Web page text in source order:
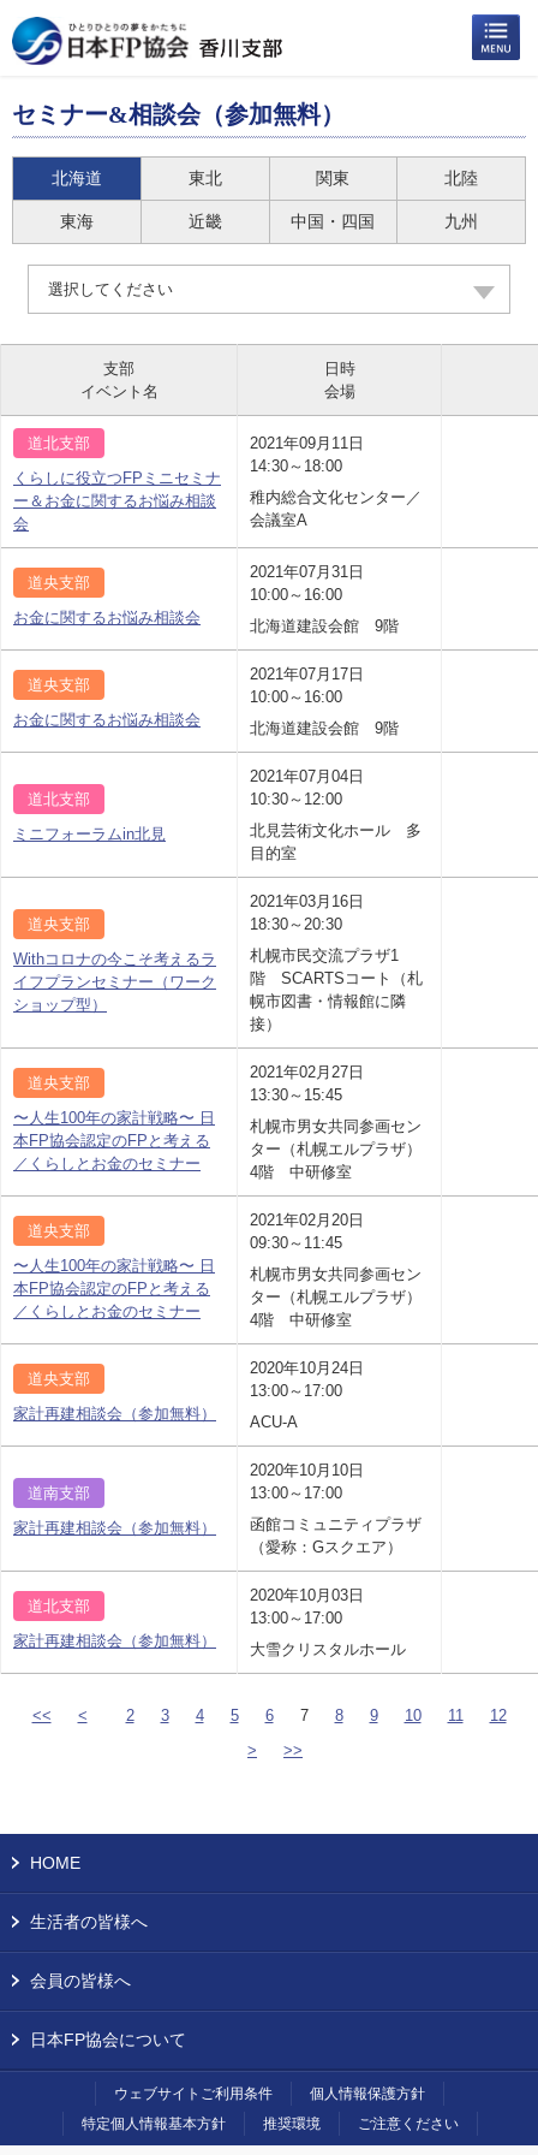
セミナー&相談会（参加無料）
北海道 東北 関東 北陸
東海 近畿 中国・四国 九州
選択してください
支部
イベント名
日時
会場
道北支部
くらしに役立つFPミニセミナ
ー＆お金に関するお悩み相談
会
2021年09月11日
14:30～18:00
稚内総合文化センター／
会議室A
道央支部
お金に関するお悩み相談会
2021年07月31日
10:00～16:00
北海道建設会館 9階
道央支部
お金に関するお悩み相談会
2021年07月17日
10:00～16:00
北海道建設会館 9階
道北支部
ミニフォーラムin北見
2021年07月04日
10:30～12:00
北見芸術文化ホール 多
目的室
道央支部
Withコロナの今こそ考えるラ
イフプランセミナー（ワーク
ショップ型）
2021年03月16日
18:30～20:30
札幌市民交流プラザ1
階 SCARTSコート（札
幌市図書・情報館に隣
接）
道央支部
〜人生100年の家計戦略〜 日
本FP協会認定のFPと考える
／くらしとお金のセミナー
2021年02月27日
13:30～15:45
札幌市男女共同参画セン
ター（札幌エルプラザ）
4階 中研修室
道央支部
〜人生100年の家計戦略〜 日
本FP協会認定のFPと考える
／くらしとお金のセミナー
2021年02月20日
09:30～11:45
札幌市男女共同参画セン
ター（札幌エルプラザ）
4階 中研修室
道央支部
家計再建相談会（参加無料）
2020年10月24日
13:00～17:00
ACU-A
道南支部
家計再建相談会（参加無料）
2020年10月10日
13:00～17:00
函館コミュニティプラザ
（愛称：Gスクエア）
道北支部
家計再建相談会（参加無料）
2020年10月03日
13:00～17:00
大雪クリスタルホール
<< < 2 3 4 5 6 7 8 9 10 11
12
>
>>
HOME
生活者の皆様へ
会員の皆様へ
日本FP協会について
ウェブサイトご利用条件
個人情報保護方針
特定個人情報基本方針
推奨環境 ご注意ください